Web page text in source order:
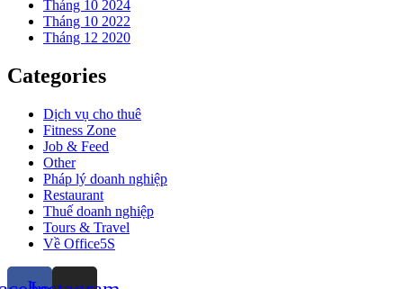
Tháng 10 2024
Tháng 10 2022
Tháng 12 2020
Categories
Dịch vụ cho thuê
Fitness Zone
Job & Feed
Other
Pháp lý doanh nghiệp
Restaurant
Thuế doanh nghiệp
Tours & Travel
Về Office5S